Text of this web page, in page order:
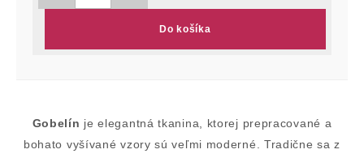
Do košíka
Gobelín je elegantná tkanina, ktorej prepracované a
bohato vyšívané vzory sú veľmi moderné. Tradične sa z